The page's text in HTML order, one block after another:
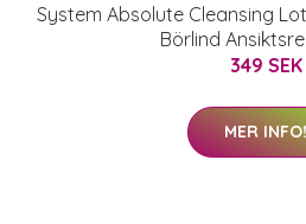
System Absolute Cleansing
Börlind
349 SEK
MER INFO!